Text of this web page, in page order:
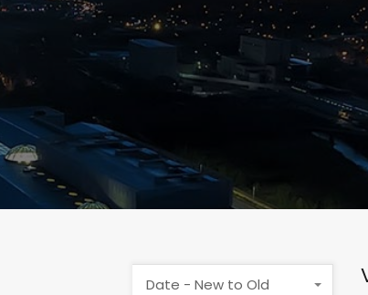
Date - New to Old